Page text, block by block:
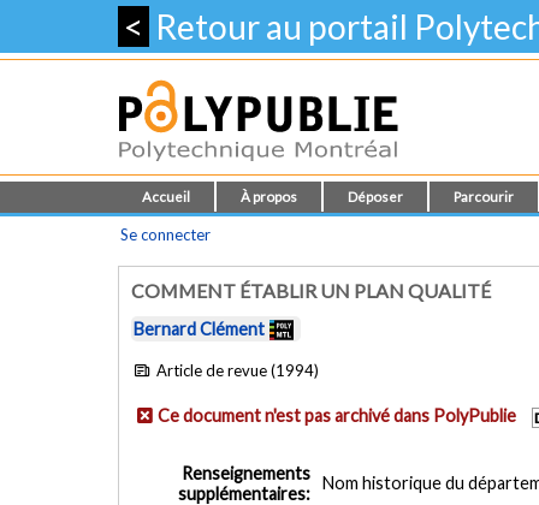
< Retour au portail
Accueil À propos Déposer Parcourir
Se connecter
COMMENT ÉTABLIR UN PLAN QUALITÉ
Bernard Clément
Article de revue (1994)
Ce document n'est pas archivé dans PolyPublie
Renseignements
supplémentaires:
Nom historique du